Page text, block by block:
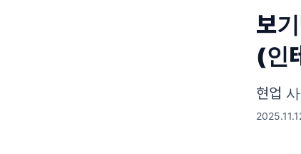
보
(인
현업